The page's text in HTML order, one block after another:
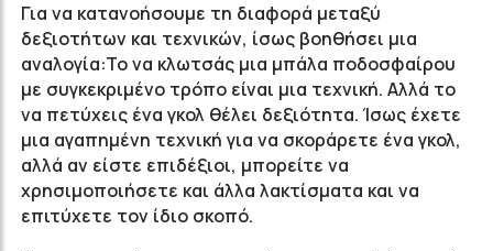
Για να κατανοήσουμε τη διαφορά μεταξύ
δεξιοτήτων και τεχνικών, ίσως βοηθήσει μια
αναλογία:Το να κλωτσάς μια μπάλα ποδοσφαίρου
με συγκεκριμένο τρόπο είναι μια τεχνική. Αλλά το
να πετύχεις ένα γκολ θέλει δεξιότητα. Ίσως έχετε
μια αγαπημένη τεχνική για να σκοράρετε ένα γκολ,
αλλά αν είστε επιδέξιοι, μπορείτε να
χρησιμοποιήσετε και άλλα λακτίσματα και να
επιτύχετε τον ίδιο σκοπό.